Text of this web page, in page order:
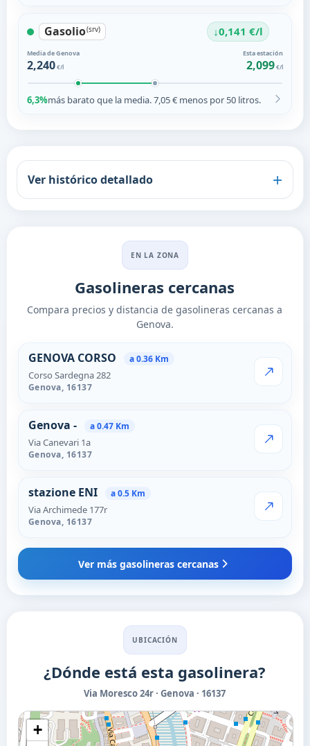
Gasolio(srv) ↓0,141 €/l
Media de Genova
2,240€/l
Esta estación
2,099€/l
6,3%más barato que la media. 7,05 € menos por 50 litros.
Ver histórico detallado
EN LA ZONA
Gasolineras cercanas
Compara precios y distancia de gasolineras cercanas a
Genova.
Estaciones cercanas en
GENOVA CORSO a 0.36 Km
Corso Sardegna 282
Genova, 16137
VER
Genova - a 0.47 Km
Via Canevari 1a
Genova, 16137
VER
stazione ENI a 0.5 Km
Via Archimede 177r
Genova, 16137
VER
Ver más gasolineras cercanas
UBICACIÓN
¿Dónde está esta gasolinera?
Via Moresco 24r · Genova · 16137
+